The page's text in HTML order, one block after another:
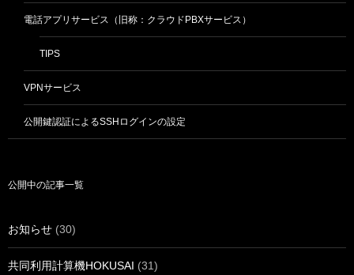
電話アプリサービス（旧称：クラウドPBXサービス）
TIPS
VPNサービス
公開鍵認証によるSSHログインの設定
公開中の記事一覧
お知らせ (30)
共同利用計算機HOKUSAI (31)